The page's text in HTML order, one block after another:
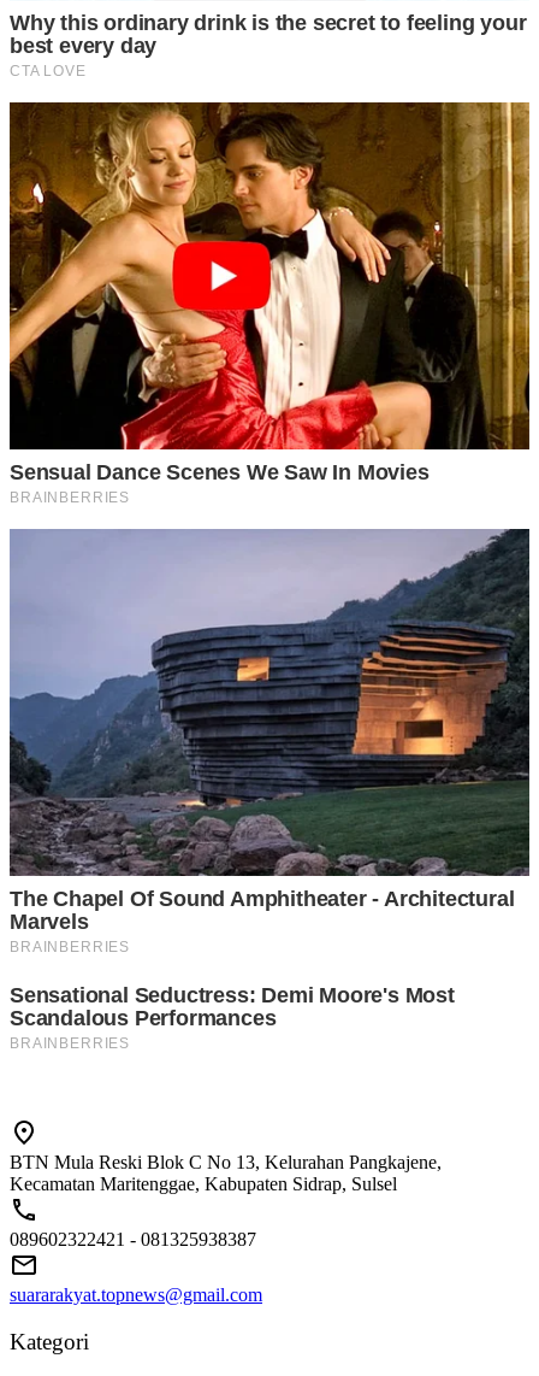
BTN Mula Reski Blok C No 13, Kelurahan Pangkajene,
Kecamatan Maritenggae, Kabupaten Sidrap, Sulsel
089602322421 - 081325938387
suararakyat.topnews@gmail.com
Kategori